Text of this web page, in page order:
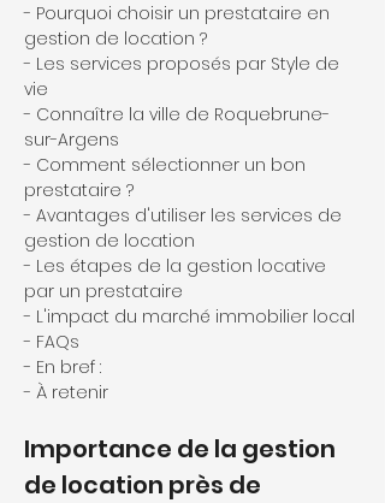
- Pourquoi choisir un prestataire en
gestion de location ?
- Les services proposés par Style de
vie
- Connaître la ville de Roquebrune-
sur-Argens
- Comment sélectionner un bon
prestataire ?
- Avantages d'utiliser les services de
gestion de location
- Les étapes de la gestion locative
par un prestataire
- L'impact du marché immobilier local
- FAQs
- En bref :
- À retenir
Importance de la gestion
de location près de